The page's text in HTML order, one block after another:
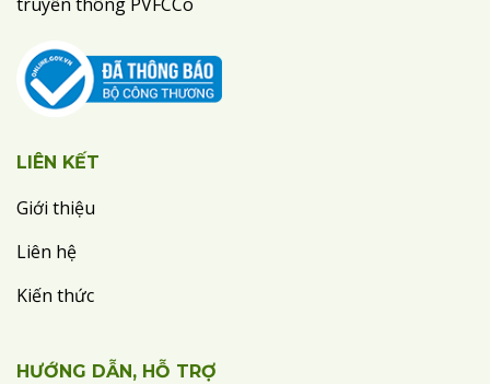
LIÊN KẾT
Giới thiệu
Liên hệ
Kiến thức
HƯỚNG DẪN, HỖ TRỢ